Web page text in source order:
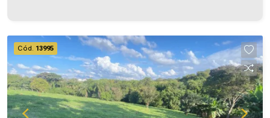
Cód. 13995